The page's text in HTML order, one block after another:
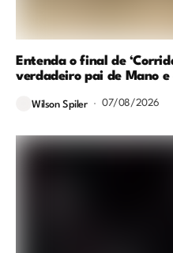
Entenda o final de
verdadeiro pai de Mano e
Wilson Spiler 07/08/2026